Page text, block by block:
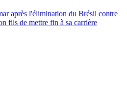
après l'élimination du Brésil contre
fils de mettre fin à sa carrière